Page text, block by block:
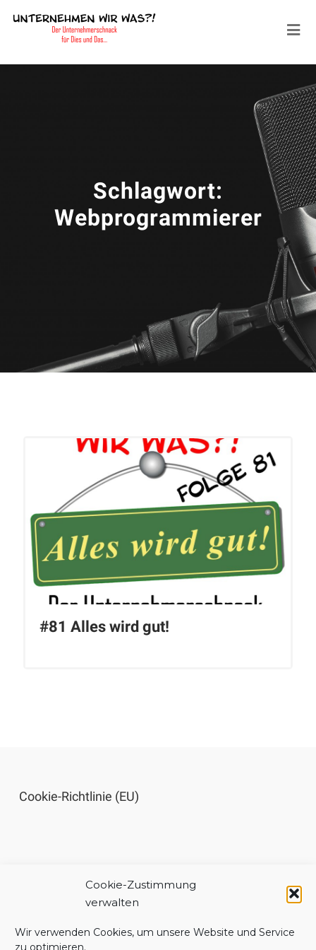
Cookie-Zustimmung
verwalten
Wir verwenden Cookies, um unsere Website und Service
zu optimieren.
Schlagwort:
Webprogrammierer
#81 Alles wird gut!
Cookie-Richtlinie (EU)